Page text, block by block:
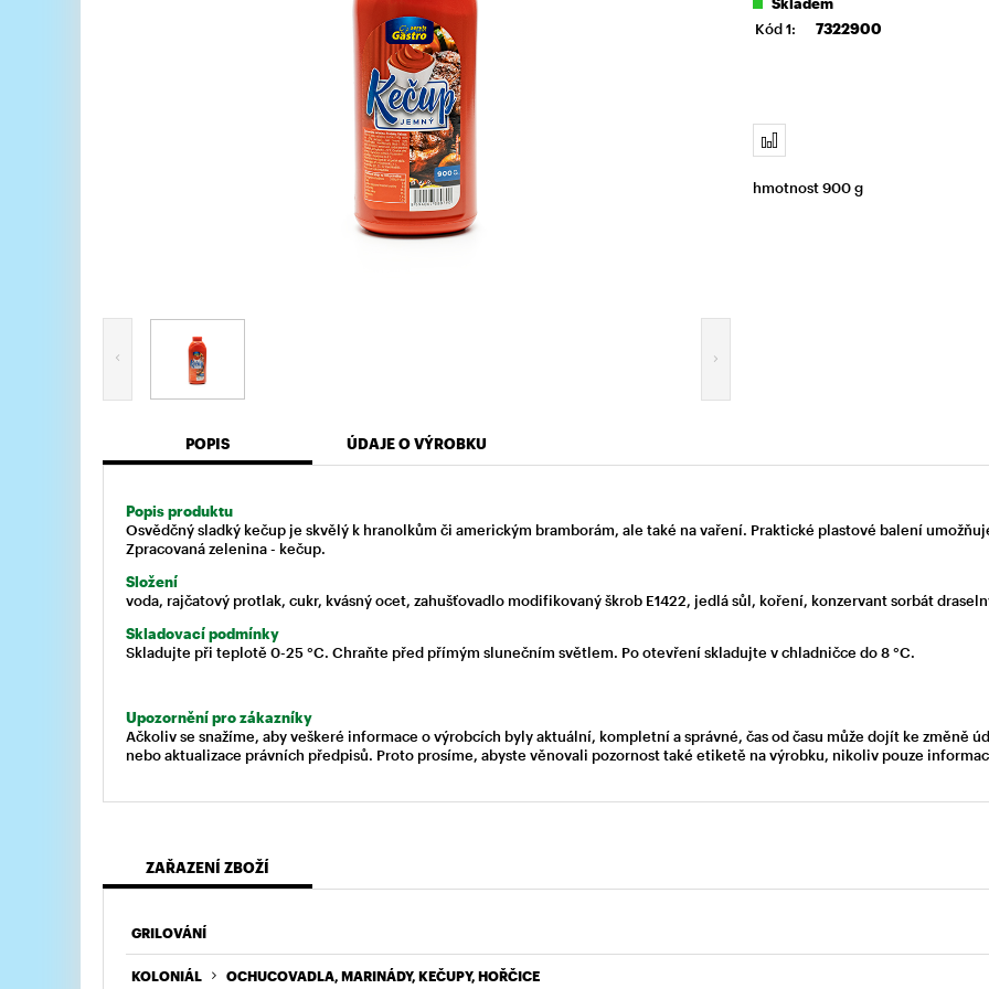
Skladem
Kód 1:
7322900
hmotnost 900 g
POPIS ÚDAJE O VÝROBKU
Popis produktu
Osvědčný sladký kečup je skvělý k hranolkům či americkým bramborám, ale také na vaření. Praktické plastové balení
Zpracovaná zelenina - kečup.
Složení
voda, rajčatový protlak, cukr, kvásný ocet, zahušťovadlo modifikovaný škrob E1422, jedlá sůl, koření, konzervant sorbát
Skladovací podmínky
Skladujte při teplotě 0-25 °C. Chraňte před přímým slunečním světlem. Po otevření skladujte v chladničce do 8 °C.
Upozornění pro zákazníky
Ačkoliv se snažíme, aby veškeré informace o výrobcích byly aktuální, kompletní a správné, čas od času může dojít ke změně
nebo aktualizace právních předpisů. Proto prosíme, abyste věnovali pozornost také etiketě na výrobku, nikoliv pouze
ZAŘAZENÍ ZBOŽÍ
GRILOVÁNÍ
KOLONIÁL OCHUCOVADLA, MARINÁDY, KEČUPY, HOŘČICE